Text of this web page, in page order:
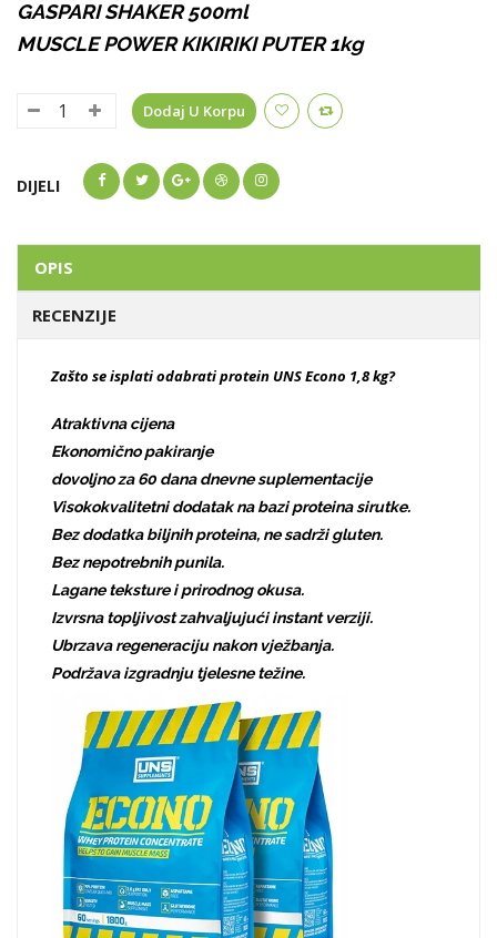
GASPARI SHAKER 500ml
MUSCLE POWER KIKIRIKI PUTER 1kg
Dodaj U Korpu
DIJELI
OPIS
RECENZIJE
Zašto se isplati odabrati protein UNS Econo 1,8 kg?
Atraktivna cijena
Ekonomično pakiranje
dovoljno za 60 dana dnevne suplementacije
Visokokvalitetni dodatak na bazi proteina sirutke.
Bez dodatka biljnih proteina, ne sadrži gluten.
Bez nepotrebnih punila.
Lagane teksture i prirodnog okusa.
Izvrsna topljivost zahvaljujući instant verziji.
Ubrzava regeneraciju nakon vježbanja.
Podržava izgradnju tjelesne težine.